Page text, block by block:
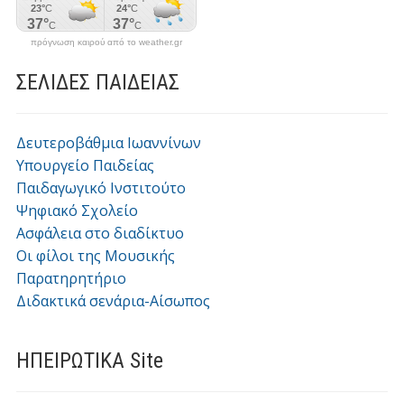
πρόγνωση καιρού από το weather.gr
ΣΕΛΙΔΕΣ ΠΑΙΔΕΙΑΣ
Δευτεροβάθμια Ιωαννίνων
Υπουργείο Παιδείας
Παιδαγωγικό Ινστιτούτο
Ψηφιακό Σχολείο
Ασφάλεια στο διαδίκτυο
Οι φίλοι της Μουσικής
Παρατηρητήριο
Διδακτικά σενάρια-Αίσωπος
ΗΠΕΙΡΩΤΙΚΑ Site